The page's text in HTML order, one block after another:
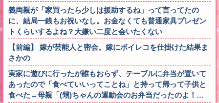
義両親が「家買ったら少しは援助するね」って言ってたの
に、結局一銭もお祝いなし。お金なくても普通家具プレゼン
トくらいするよね？大嫌い二度と会いたくない
【前編】 嫁が芸能人と密会。嫁にボイレコを仕掛けた結果ま
さかの
実家に遊びに行ったが誰もおらず、テーブルに弁当が置いて
あったので「食べていいってことね」と持って帰って子供と
食べた→母親「(甥)ちゃんの運動会のお弁当だったのよ！…